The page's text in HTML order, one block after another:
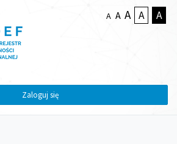
A A A A A
Zaloguj się